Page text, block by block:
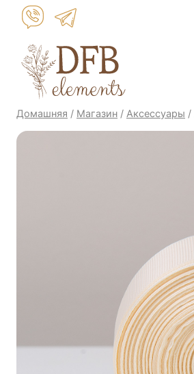
Перейти
контенту
Домашняя / Магазин / Аксессуары /